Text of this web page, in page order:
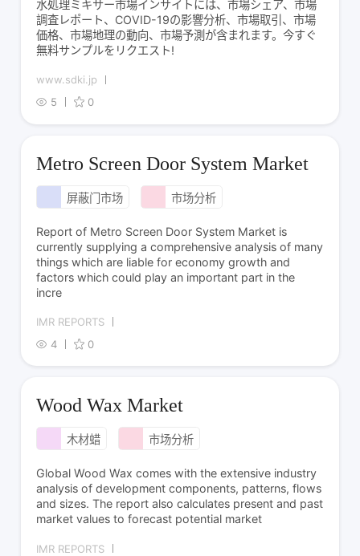
水処理ミキサー市場インサイトには、市場シェア、市場
調査レポート、COVID-19の影響分析、市場取引、市場
価格、市場地理の動向、市場予測が含まれます。今すぐ
無料サンプルをリクエスト!
www.sdki.jp
5
0
Metro Screen Door System Market
屏蔽门市场 市场分析
Report of Metro Screen Door System Market is
currently supplying a comprehensive analysis of many
things which are liable for economy growth and
factors which could play an important part in the
incre
IMR REPORTS
4
0
Wood Wax Market
木材蜡 市场分析
Global Wood Wax comes with the extensive industry
analysis of development components, patterns, flows
and sizes. The report also calculates present and past
market values to forecast potential market
IMR REPORTS